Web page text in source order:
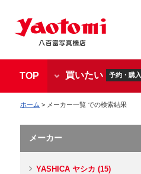
TOP 買いたい 予約・購入
ホーム > メーカー一覧 での検索結果
メーカー
YASHICA ヤシカ (15)